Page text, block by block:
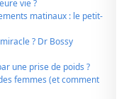
vie ?
matinaux : le petit-
? Dr Bossy
une prise de poids ?
femmes (et comment